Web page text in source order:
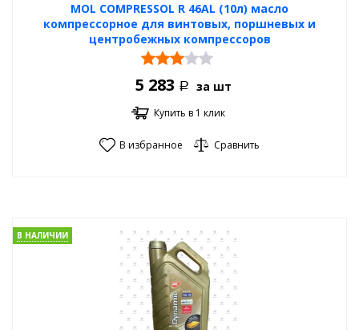
MOL COMPRESSOL R 46AL (10л) масло
компрессорное для винтовых, поршневых и
центробежных компрессоров
5 283 Р за шт
Купить в 1 клик
В избранное Сравнить
В НАЛИЧИИ